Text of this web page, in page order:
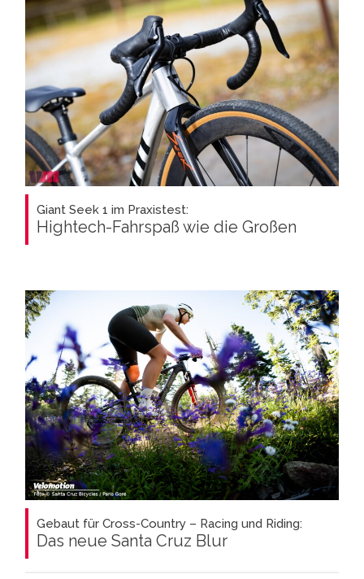
Giant Seek 1 im Praxistest:
Hightech-Fahrspaß wie die Großen
Gebaut für Cross-Country – Racing und Riding:
Das neue Santa Cruz Blur